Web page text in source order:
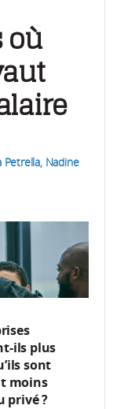
où
Petrella, Nadine
ils plus
sont
moins
privé ?